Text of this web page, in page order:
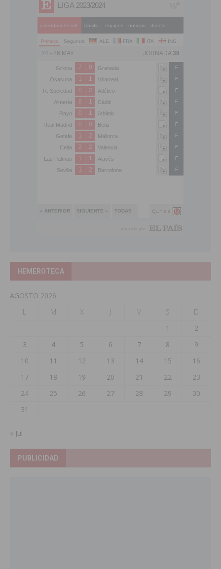
HEMEROTECA
AGOSTO 2026
L
M X J V S
D
1
2
3
4 5 6 7 8
9
10
11 12 13 14 15
16
17
18 19 20 21 22
23
24
25 26 27 28 29
30
31
« Jul
PUBLICIDAD